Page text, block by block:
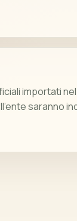
importati
saranno